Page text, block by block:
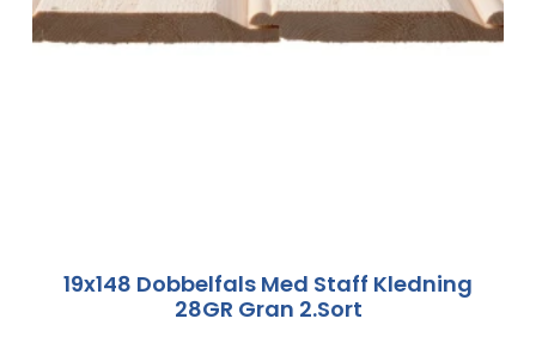
19x148 Dobbelfals Med Staff Kledning
28GR Gran 2.sort